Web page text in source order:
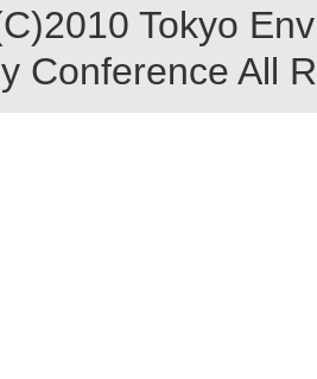
Tokyo
Conference All